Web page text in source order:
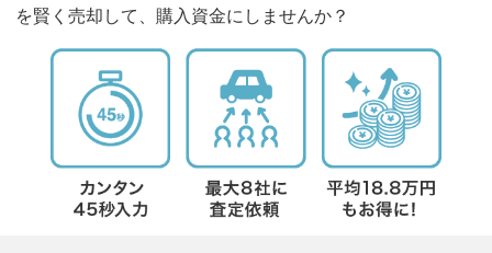
を賢く売却して、購入資金にしませんか？